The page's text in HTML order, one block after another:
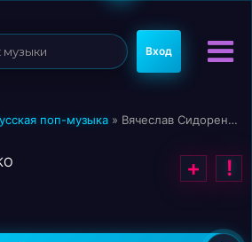
Вход
поп-музыка » Вячеслав Сидоренко - Мне не забыть
+ !